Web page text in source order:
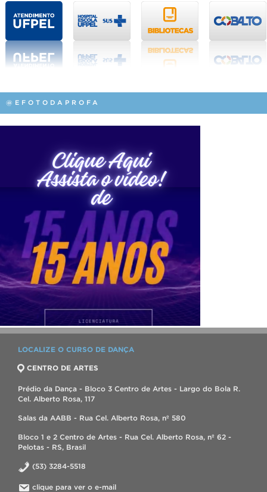
@EFOTODAPROFA
LOCALIZE O CURSO DE DANÇA
CENTRO DE ARTES
Prédio da Dança - Bloco 3 Centro de Artes - Largo do Bola R.
Cel. Alberto Rosa, 117
Salas da AABB - Rua Cel. Alberto Rosa, nº 580
Bloco 1 e 2 Centro de Artes - Rua Cel. Alberto Rosa, nº 62 -
Pelotas - RS, Brasil
(53) 3284-5518
clique para ver o e-mail